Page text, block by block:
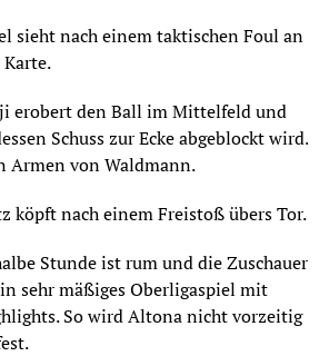
sieht nach einem taktischen Foul an
erobert den Ball im Mittelfeld und
Schuss zur Ecke abgeblockt wird.
Armen von Waldmann.
köpft nach einem Freistoß übers Tor.
Stunde ist rum und die Zuschauer
sehr mäßiges Oberligaspiel mit
So wird Altona nicht vorzeitig